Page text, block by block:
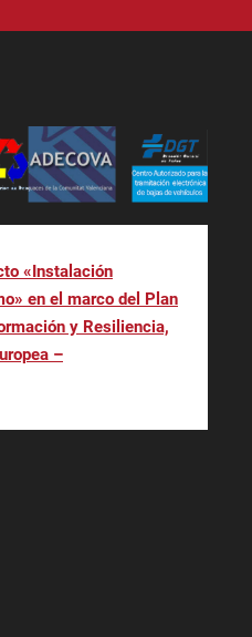
«Instalación
en el marco del Plan
y Resiliencia,
–